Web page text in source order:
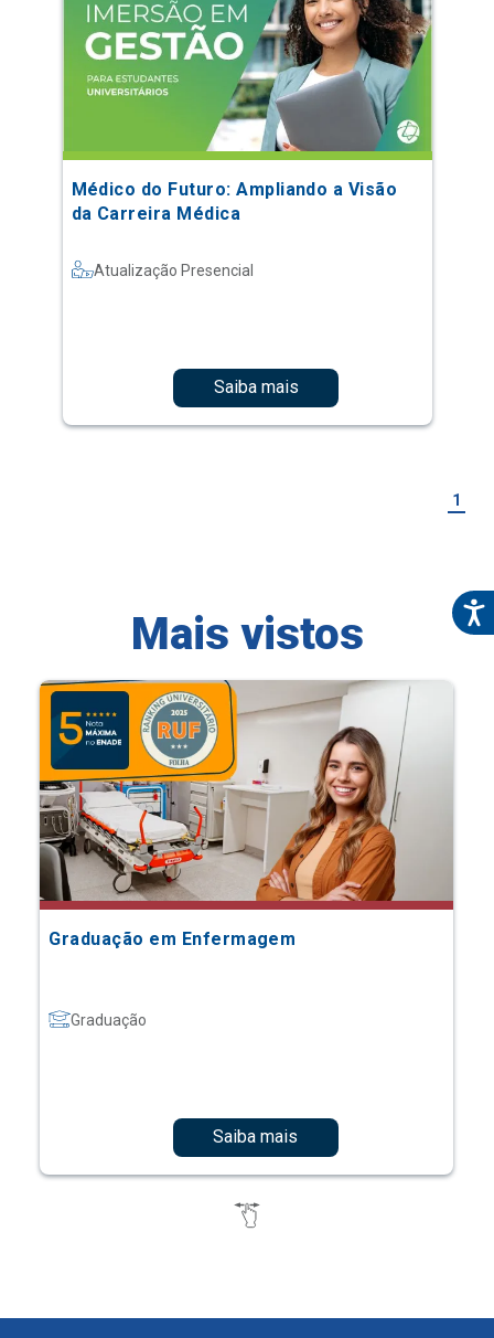
Médico do Futuro: Ampliando a Visão
da Carreira Médica
Atualização Presencial
Saiba mais
1
Mais vistos
Graduação em Enfermagem
Graduação
Saiba mais